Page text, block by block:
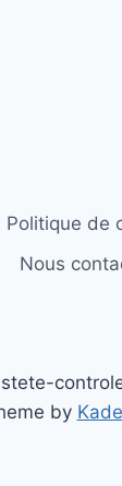
Politique de
Nous
by